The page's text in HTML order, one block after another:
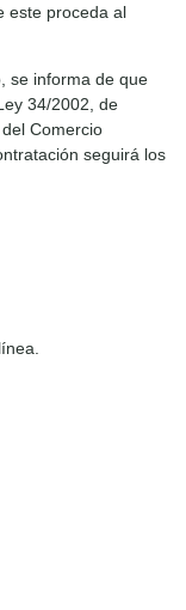
este proceda al
se informa de que
34/2002, de
Comercio
seguirá los